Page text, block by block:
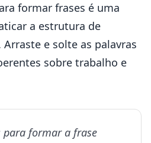
formar frases é uma
a estrutura de
e solte as palavras
sobre trabalho e
para formar a frase